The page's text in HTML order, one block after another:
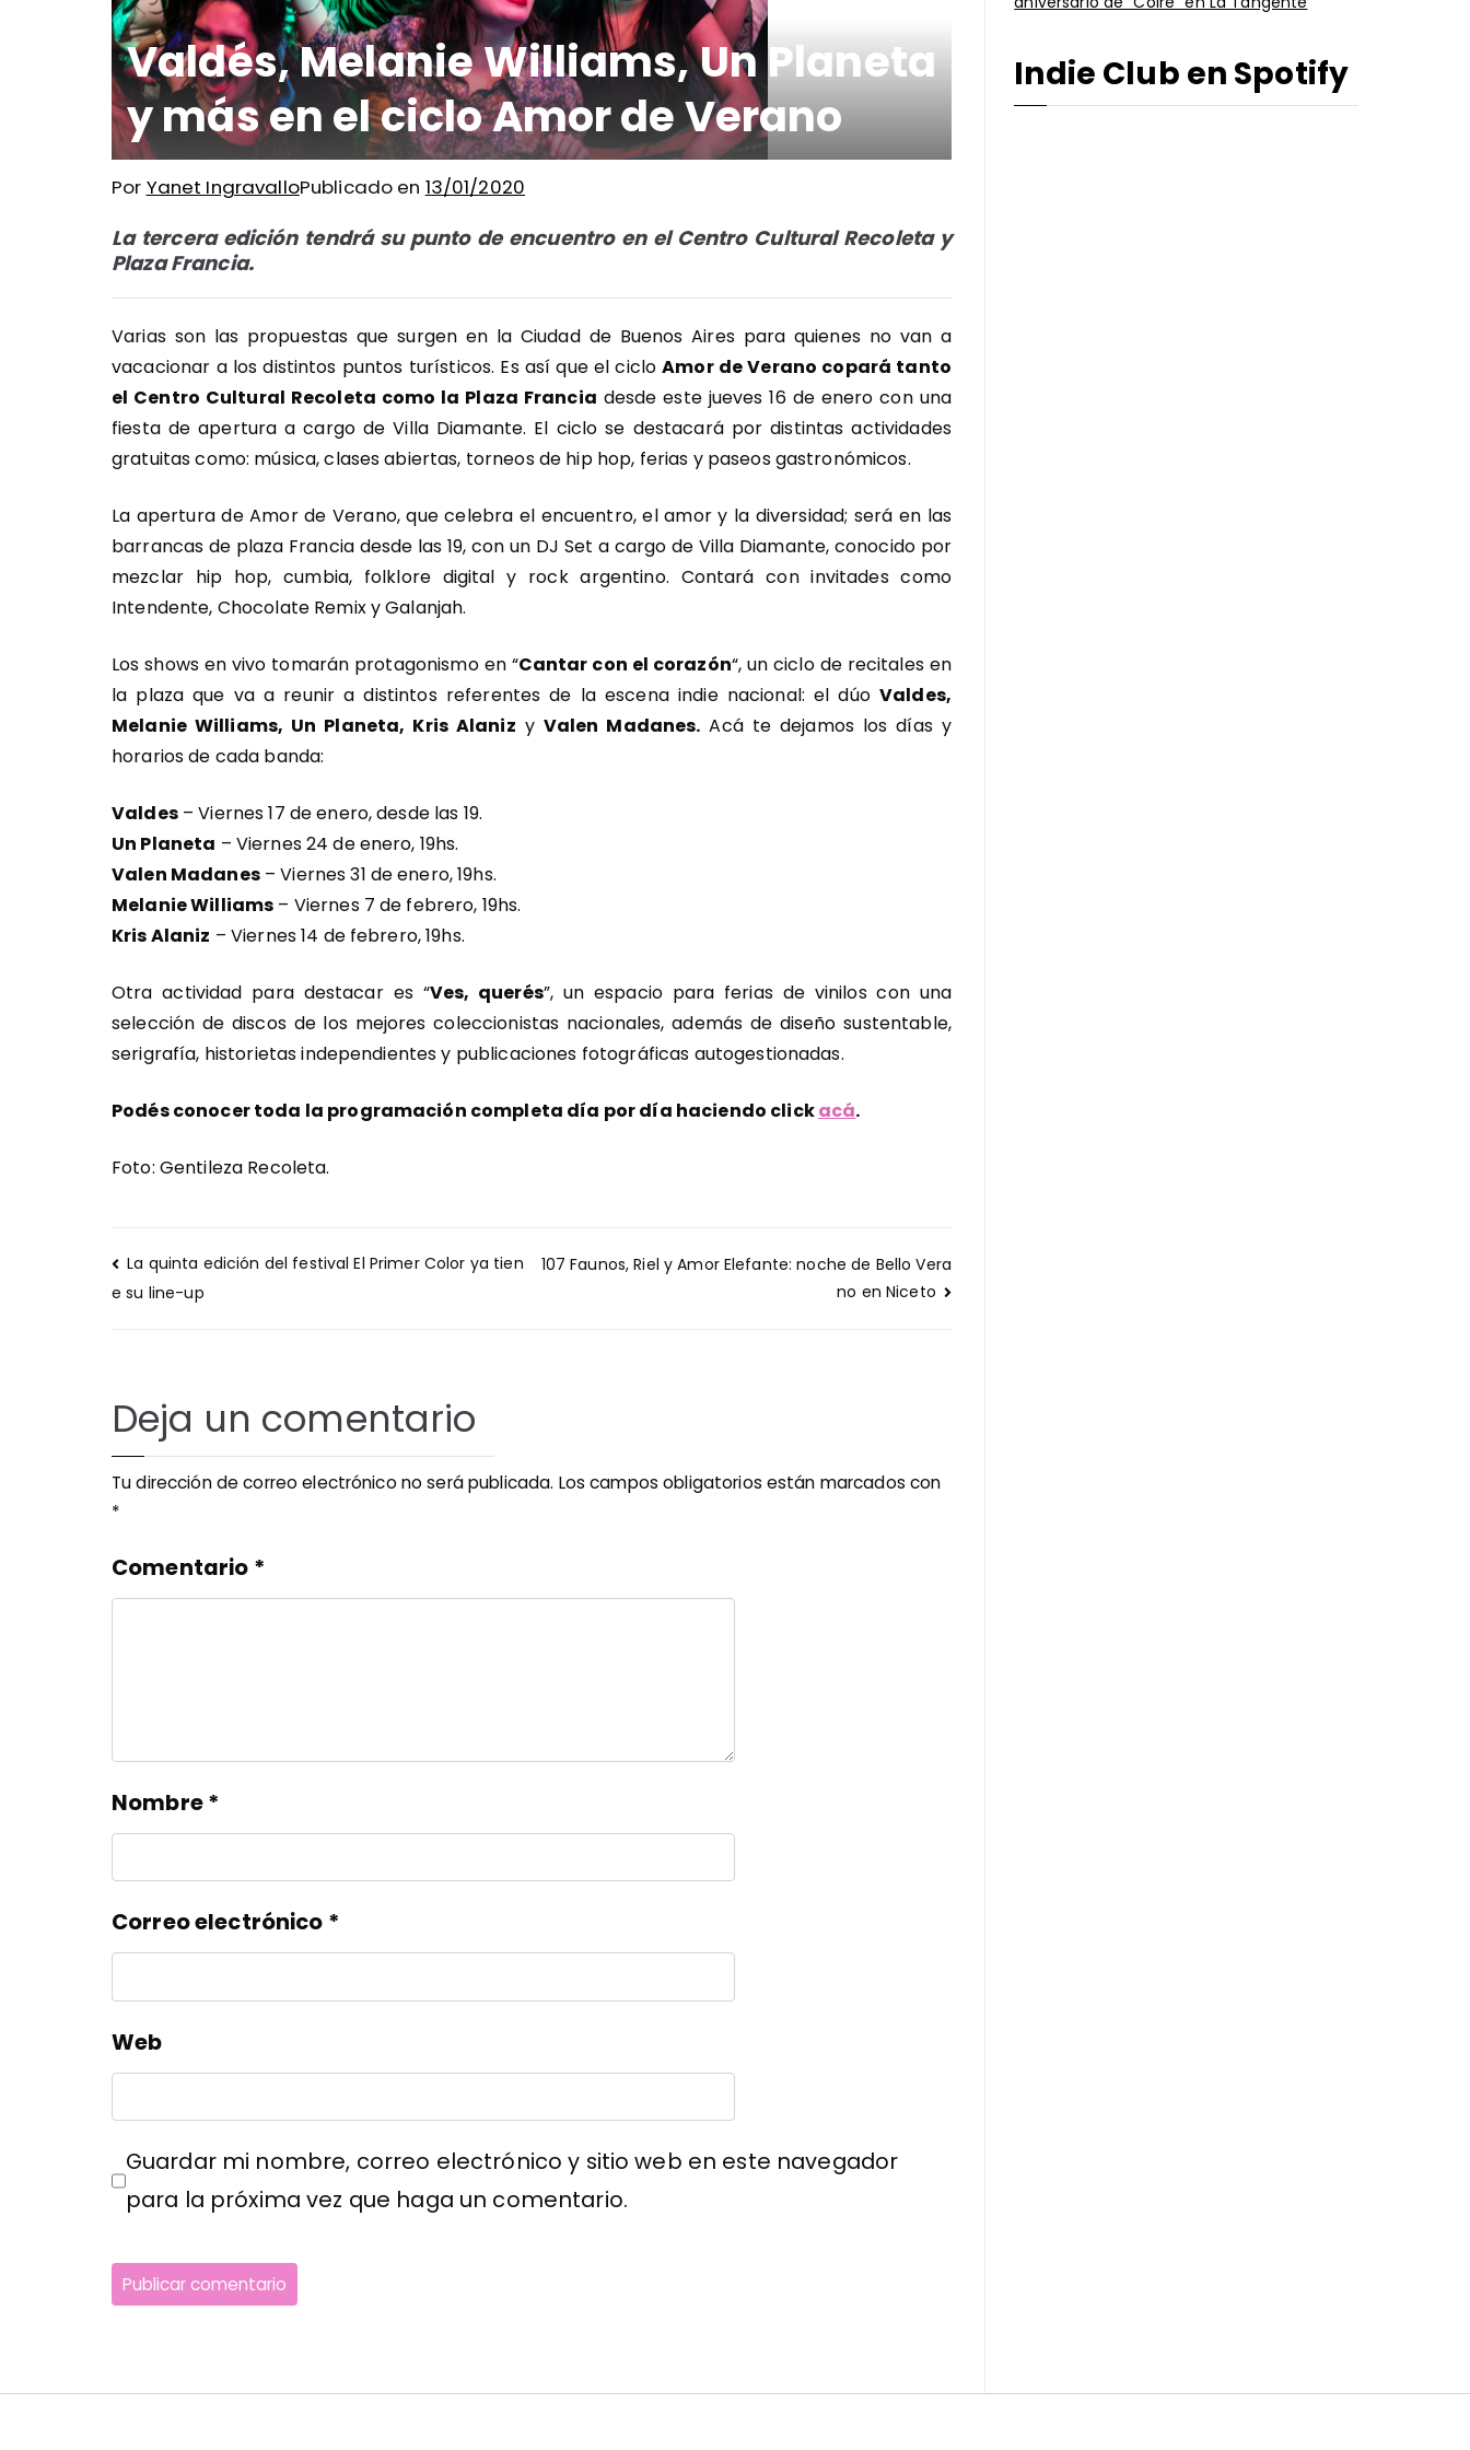
Valdés, Melanie Williams, Un Planeta
y más en el ciclo Amor de Verano
Por Yanet IngravalloPublicado en 13/01/2020
La tercera edición tendrá su punto de encuentro en el Centro Cultural Recoleta y
Plaza Francia.
Varias son las propuestas que surgen en la Ciudad de Buenos Aires para quienes no van a
vacacionar a los distintos puntos turísticos. Es así que el cicloAmor de Verano copará tanto
el Centro Cultural Recoleta como la Plaza Francia desde este jueves 16 de enero con una
fiesta de apertura a cargo de Villa Diamante. El ciclo se destacará por distintas actividades
gratuitas como: música, clases abiertas, torneos de hip hop, ferias y paseos gastronómicos.
La apertura de Amor de Verano, que celebra el encuentro, el amor y la diversidad; será en las
barrancas de plaza Francia desde las 19, con un DJ Set a cargo de Villa Diamante, conocido por
mezclar hip hop, cumbia, folklore digital y rock argentino. Contará con invitades como
Intendente, Chocolate Remix y Galanjah.
Los shows en vivo tomarán protagonismo en “Cantar con el corazón“, un ciclo de recitales en
la plaza que va a reunir a distintos referentes de la escena indie nacional: el dúoValdes,
Melanie Williams, Un Planeta, Kris Alaniz y Valen Madanes. Acá te dejamos los días y
horarios de cada banda:
Valdes– Viernes 17 de enero, desde las 19.
Un Planeta – Viernes 24 de enero, 19hs.
Valen Madanes– Viernes 31 de enero, 19hs.
Melanie Williams – Viernes 7 de febrero, 19hs.
Kris Alaniz – Viernes 14 de febrero, 19hs.
Otra actividad para destacar es “Ves, querés”, un espacio para ferias de vinilos con una
selección de discos de los mejores coleccionistas nacionales, además de diseño sustentable,
serigrafía, historietas independientes y publicaciones fotográficas autogestionadas.
Podés conocer toda la programación completa día por día haciendo clickacá.
Foto: Gentileza Recoleta.
Navegación
de
La quinta edición del festival El Primer Color ya tien
e su line-up
107 Faunos, Riel y Amor Elefante: noche de Bello Vera
no en Niceto
Deja un comentario
Tu dirección de correo electrónico no será publicada. Los campos obligatorios están marcados con
*
Comentario *
Nombre*
Correo electrónico *
Web
Guardar mi nombre, correo electrónico y sitio web en este navegador
para la próxima vez que haga un comentario.
Indie Club en Spotify